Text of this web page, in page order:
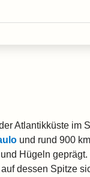
Atlantikküste im
und rund 900
Hügeln geprägt.
dessen Spitze